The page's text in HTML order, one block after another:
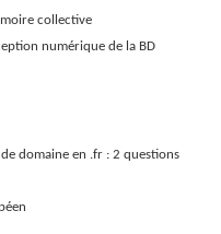
collective
numérique de la BD
domaine en .fr : 2 questions